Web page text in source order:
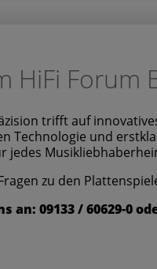
HiFi
trifft auf
Technologie und
jedes
zu den
an: 09133 / 60629-0